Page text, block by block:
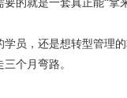
的就是一套真正能“拿
员，还是想转型管理
个月弯路。